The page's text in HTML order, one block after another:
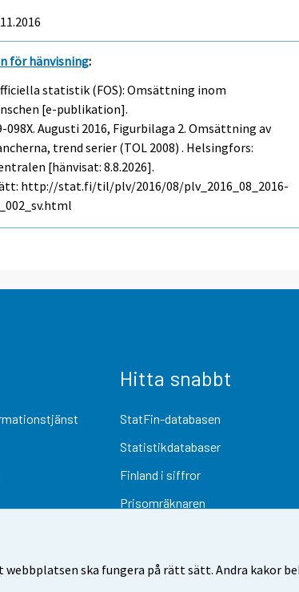
ska fungera på rätt sätt. Andra kakor
för hänvisning:
statistik (FOS): Omsättning inom
[e-publikation].
098X.Augusti 2016, Figurbilaga 2. Omsättning av
trend serier (TOL 2008) . Helsingfors:
[hänvisat: 8.8.2026].
http://stat.fi/til/plv/2016/08/plv_2016_08_2016-
Hitta snabbt
StatFin-databasen
Statistikdatabaser
Finland i siffror
Prisomräknaren